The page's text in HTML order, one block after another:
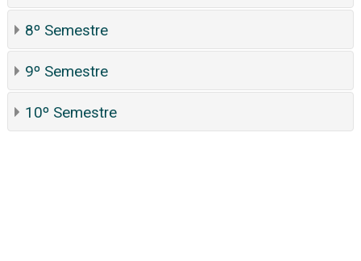
8º Semestre
9º Semestre
10º Semestre